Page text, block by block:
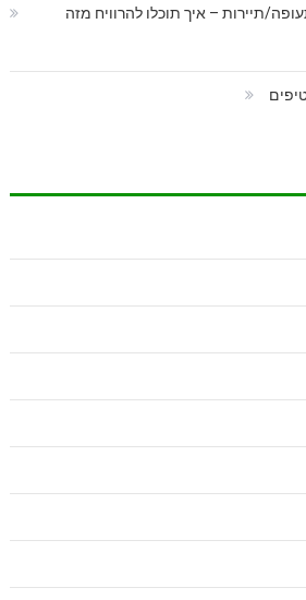
תיירות – איך תוכלו להרוויח מזה